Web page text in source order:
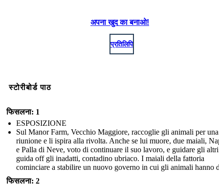
अपना खुद का बनाओ!
प्रतिलिपि
स्टोरीबोर्ड पाठ
फिसलना: 1
ESPOSIZIONE
Sul Manor Farm, Vecchio Maggiore, raccoglie gli animali per una
riunione e li ispira alla rivolta. Anche se lui muore, due maiali,
e Palla di Neve, voto di continuare il suo lavoro, e guidare gli
guida off gli inadatti, contadino ubriaco. I maiali della fattoria
cominciare a stabilire un nuovo governo in cui gli animali hanno
फिसलना: 2